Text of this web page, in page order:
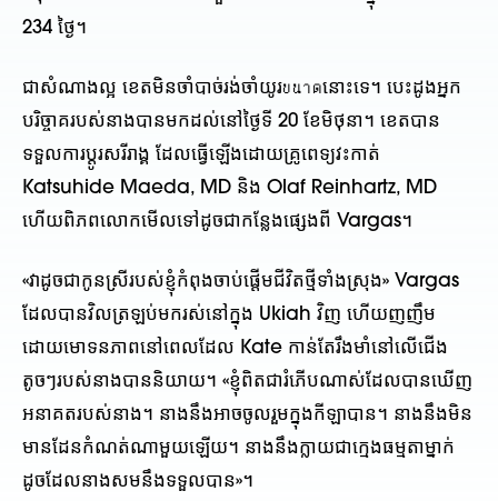
234 ថ្ងៃ។
ជាសំណាងល្អ ខេតមិនចាំបាច់រង់ចាំយូរขนาดនោះទេ។ បេះដូងអ្នក
បរិច្ចាគរបស់នាងបានមកដល់នៅថ្ងៃទី 20 ខែមិថុនា។ ខេតបាន
ទទួលការប្តូរសរីរាង្គ ដែលធ្វើឡើងដោយគ្រូពេទ្យវះកាត់
Katsuhide Maeda, MD និង Olaf Reinhartz, MD
ហើយពិភពលោកមើលទៅដូចជាកន្លែងផ្សេងពី Vargas។
«វាដូចជាកូនស្រីរបស់ខ្ញុំកំពុងចាប់ផ្តើមជីវិតថ្មីទាំងស្រុង» Vargas
ដែលបានវិលត្រឡប់មករស់នៅក្នុង Ukiah វិញ ហើយញញឹម
ដោយមោទនភាពនៅពេលដែល Kate កាន់តែរឹងមាំនៅលើជើង
តូចៗរបស់នាងបាននិយាយ។ «ខ្ញុំពិតជារំភើបណាស់ដែលបានឃើញ
អនាគតរបស់នាង។ នាងនឹងអាចចូលរួមក្នុងកីឡាបាន។ នាងនឹងមិន
មានដែនកំណត់ណាមួយឡើយ។ នាងនឹងក្លាយជាក្មេងធម្មតាម្នាក់
ដូចដែលនាងសមនឹងទទួលបាន»។